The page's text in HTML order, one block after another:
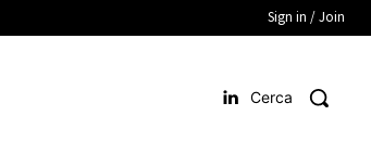
Sign in / Join
Cerca